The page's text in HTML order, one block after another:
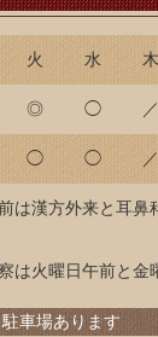
火 水 木
◎ ◯ ／
◯ ◯ ／
は漢方外来と耳鼻
は火曜日午前と金
駐車場あります